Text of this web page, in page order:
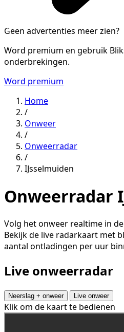
Geen advertenties meer zien?
Word premium en gebruik
onderbrekingen.
Word premium
Home
/
Onweer
/
Onweerradar
/
IJsselmuiden
Onweerradar
Volg het onweer realtime in
Bekijk de live radarkaart met
aantal ontladingen per uur
Live onweerradar
Neerslag + onweer Live onweer
Klik om de kaart te bedienen